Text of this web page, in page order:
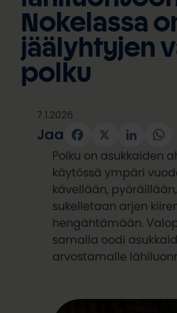
Nokelassa
jäälyhtyjen
polku
7.1.2026
Jaa Facebook
X
Polku on asukkaiden
käytössä ympäri
kävellään,
sukelletaan arjen
hengähtämään.
samalla oodi
arvostamalle